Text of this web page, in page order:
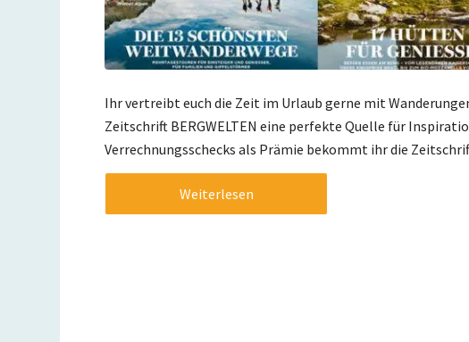
Ihr vertreibt euch die Zeit im Urlaub gerne mit
Zeitschrift BERGWELTEN eine perfekte Quelle für
Verrechnungsschecks als Prämie bekommt ihr die
Weiterlesen